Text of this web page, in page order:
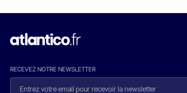
RECEVEZ NOTRE NEWSLETTER